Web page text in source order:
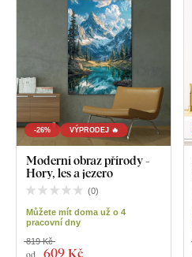
-26% VÝPRODEJ 🔥
Moderní obraz přírody -
Hory, les a jezero
(0)
Můžete mít doma už o 4
pracovní dny
od 609 Kč
819 Kč